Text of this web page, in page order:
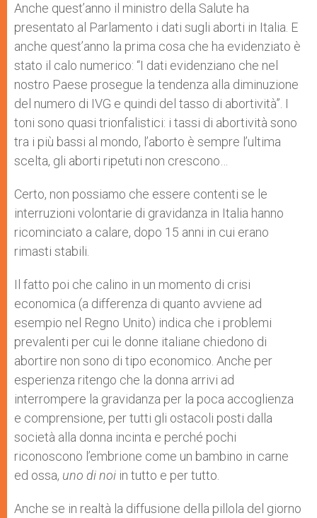
Anche quest’anno il ministro della Salute ha
presentato al Parlamento i dati sugli aborti in Italia. E
anche quest’anno la prima cosa che ha evidenziato è
stato il calo numerico: “I dati evidenziano che nel
nostro Paese prosegue la tendenza alla diminuzione
del numero di IVG e quindi del tasso di abortività”. I
toni sono quasi trionfalistici: i tassi di abortività sono
tra i più bassi al mondo, l’aborto è sempre l’ultima
scelta, gli aborti ripetuti non crescono…
Certo, non possiamo che essere contenti se le
interruzioni volontarie di gravidanza in Italia hanno
ricominciato a calare, dopo 15 anni in cui erano
rimasti stabili.
Il fatto poi che calino in un momento di crisi
economica (a differenza di quanto avviene ad
esempio nel Regno Unito) indica che i problemi
prevalenti per cui le donne italiane chiedono di
abortire non sono di tipo economico. Anche per
esperienza ritengo che la donna arrivi ad
interrompere la gravidanza per la poca accoglienza
e comprensione, per tutti gli ostacoli posti dalla
società alla donna incinta e perché pochi
riconoscono l’embrione come un bambino in carne
ed ossa, uno di noi in tutto e per tutto.
Anche se in realtà la diffusione della pillola del giorno